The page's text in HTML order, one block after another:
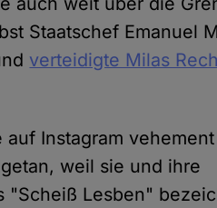
Staatschef Emanuel
verteidigte Milas
auf Instagram
weil sie und ihre
"Scheiß Lesben"